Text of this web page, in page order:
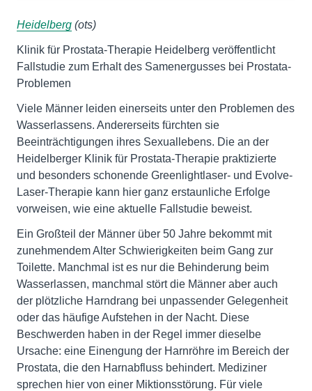
Heidelberg (ots)
Klinik für Prostata-Therapie Heidelberg veröffentlicht
Fallstudie zum Erhalt des Samenergusses bei Prostata-
Problemen
Viele Männer leiden einerseits unter den Problemen des
Wasserlassens. Andererseits fürchten sie
Beeinträchtigungen ihres Sexuallebens. Die an der
Heidelberger Klinik für Prostata-Therapie praktizierte
und besonders schonende Greenlightlaser- und Evolve-
Laser-Therapie kann hier ganz erstaunliche Erfolge
vorweisen, wie eine aktuelle Fallstudie beweist.
Ein Großteil der Männer über 50 Jahre bekommt mit
zunehmendem Alter Schwierigkeiten beim Gang zur
Toilette. Manchmal ist es nur die Behinderung beim
Wasserlassen, manchmal stört die Männer aber auch
der plötzliche Harndrang bei unpassender Gelegenheit
oder das häufige Aufstehen in der Nacht. Diese
Beschwerden haben in der Regel immer dieselbe
Ursache: eine Einengung der Harnröhre im Bereich der
Prostata, die den Harnabfluss behindert. Mediziner
sprechen hier von einer Miktionsstörung. Für viele